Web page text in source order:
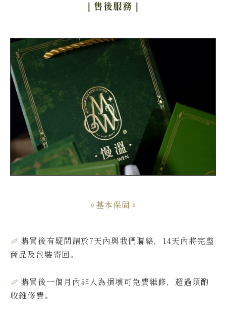
｜售後服務 ｜
基本保固
購買後有疑問請於7天內與我們聯絡，14天內將完整
商品及包裝寄回。
購買後一個月內非人為損壞可免費維修，超過須酌
收維修費。